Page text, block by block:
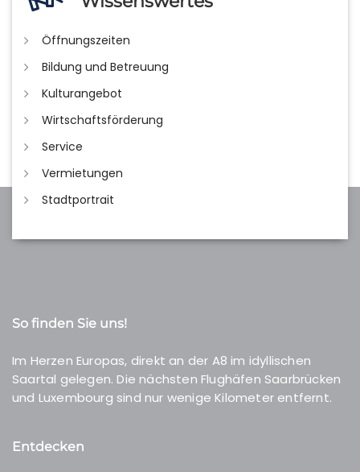
Öffnungszeiten
Bildung und Betreuung
Kulturangebot
Wirtschaftsförderung
Service
Vermietungen
Stadtportrait
So finden Sie uns!
Im Herzen Europas, direkt an der A8 im idyllischen
Saartal gelegen. Die nächsten Flughäfen Saarbrücken
und Luxembourg sind nur wenige Kilometer entfernt.
Entdecken